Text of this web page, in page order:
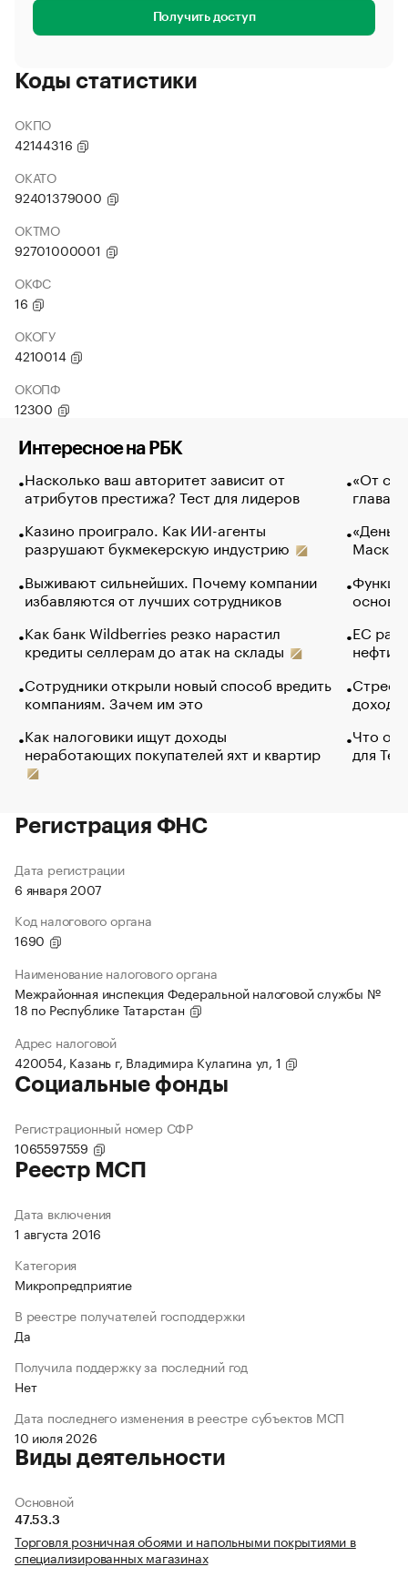
Получить доступ
Коды статистики
ОКПО
42144316
ОКАТО
92401379000
ОКТМО
92701000001
ОКФС
16
ОКОГУ
4210014
ОКОПФ
12300
Интересное на РБК
Насколько ваш авторитет зависит от
атрибутов престижа? Тест для лидеров
Казино проиграло. Как ИИ-агенты
разрушают букмекерскую индустрию
Выживают сильнейших. Почему компании
избавляются от лучших сотрудников
Как банк Wildberries резко нарастил
кредиты селлерам до атак на склады
Сотрудники открыли новый способ вредить
компаниям. Зачем им это
Как налоговики ищут доходы
неработающих покупателей яхт и квартир
«От
глава
Маск в
основ
ЕС
нефти
Что
для
Регистрация ФНС
Дата регистрации
6 января 2007
Код налогового органа
1690
Наименование налогового органа
Межрайонная инспекция Федеральной налоговой службы №
18 по Республике Татарстан
Адрес налоговой
420054, Казань г, Владимира Кулагина ул, 1
Социальные фонды
Регистрационный номер СФР
1065597559
Реестр МСП
Дата включения
1 августа 2016
Категория
Микропредприятие
В реестре получателей господдержки
Да
Получила поддержку за последний год
Нет
Дата последнего изменения в реестре субъектов МСП
10 июля 2026
Виды деятельности
Основной
47.53.3
Торговля розничная обоями и напольными покрытиями в
специализированных магазинах